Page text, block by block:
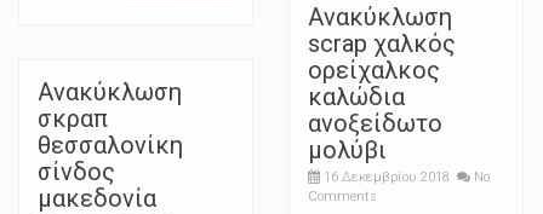
Ανακύκλωση
scrap χαλκός
ορείχαλκος
καλώδια
ανοξείδωτο
μολύβι
16 Δεκεμβρίου 2018
No
Comments
Ανακύκλωση
σκραπ
θεσσαλονίκη
σίνδος
μακεδονία